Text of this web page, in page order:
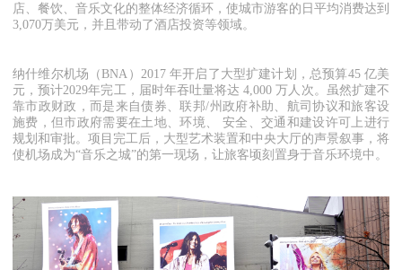
店、餐饮、音乐文化的整体经济循环，使城市游客的日平均消费达到
3,070万美元，并且带动了酒店投资等领域。
纳什维尔机场（BNA）2017 年开启了大型扩建计划，总预算45 亿美
元，预计2029年完工，届时年吞吐量将达 4,000 万人次。虽然扩建不
靠市政财政，而是来自债券、联邦/州政府补助、航司协议和旅客设
施费，但市政府需要在土地、环境、 安全、交通和建设许可上进行
规划和审批。项目完工后，大型艺术装置和中央大厅的声景叙事，将
使机场成为“音乐之城”的第一现场，让旅客顷刻置身于音乐环境中。